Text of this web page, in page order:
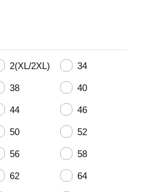
2(XL/2XL) 34
38 40
44 46
50 52
56 58
62 64